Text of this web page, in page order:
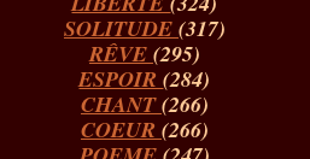
SOLITUDE (317)
RÊVE (295)
ESPOIR(284)
CHANT(266)
COEUR (266)